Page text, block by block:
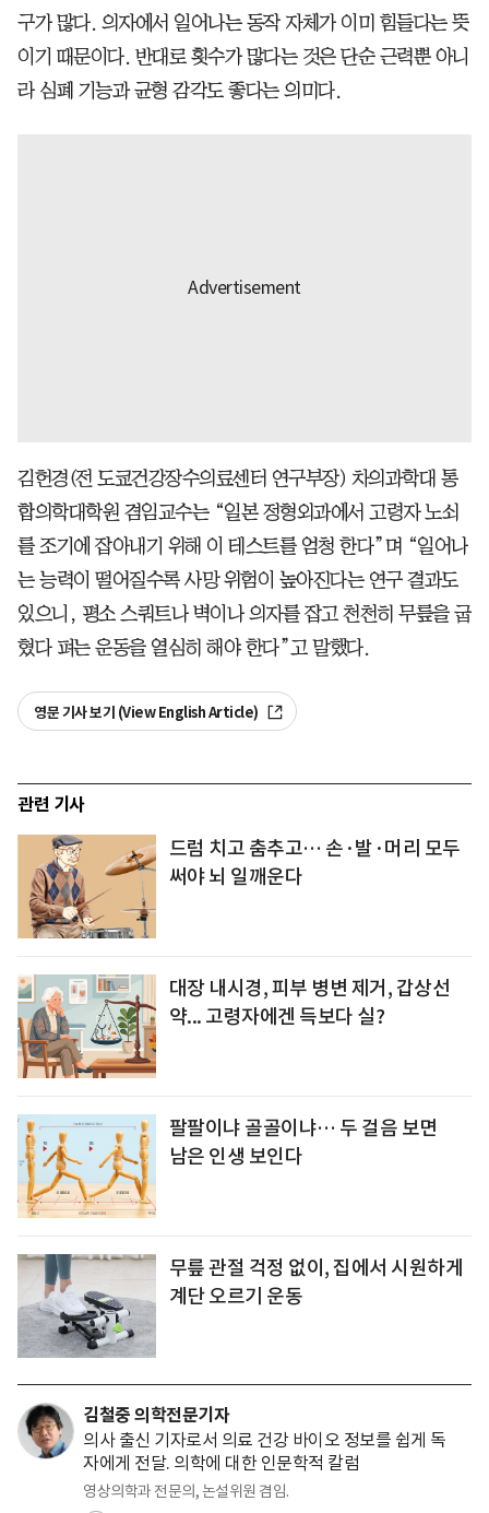
구가 많다. 의자에서 일어나는 동작 자체가 이미 힘들다는 뜻
이기 때문이다. 반대로 횟수가 많다는 것은 단순 근력뿐 아니
라 심폐 기능과 균형 감각도 좋다는 의미다.
김헌경(전 도쿄건강장수의료센터 연구부장) 차의과학대 통
합의학대학원 겸임교수는 “일본 정형외과에서 고령자 노쇠
를 조기에 잡아내기 위해 이 테스트를 엄청 한다”며 “일어나
는 능력이 떨어질수록 사망 위험이 높아진다는 연구 결과도
있으니, 평소 스쿼트나 벽이나 의자를 잡고 천천히 무릎을 굽
혔다 펴는 운동을 열심히 해야 한다”고 말했다.
영문 기사 보기 (View English Article)
관련 기사
드럼 치고 춤추고… 손·발·머리 모두
써야 뇌 일깨운다
대장 내시경, 피부 병변 제거, 갑상선
약... 고령자에겐 득보다 실?
팔팔이냐 골골이냐… 두 걸음 보면
남은 인생 보인다
무릎 관절 걱정 없이, 집에서 시원하게
계단 오르기 운동
김철중 의학전문기자
의사 출신 기자로서 의료 건강 바이오 정보를 쉽게 독
자에게 전달. 의학에 대한 인문학적 칼럼
영상의학과 전문의, 논설위원 겸임.